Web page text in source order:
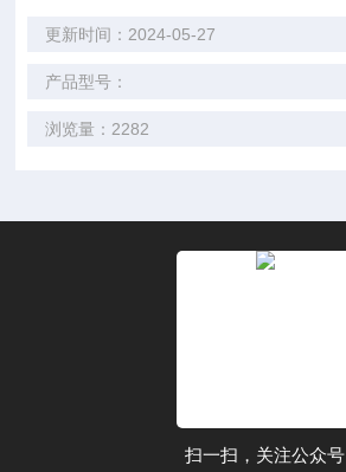
更新时间：2024-05-27
产品型号：
浏览量：2282
扫一扫，关注公众号